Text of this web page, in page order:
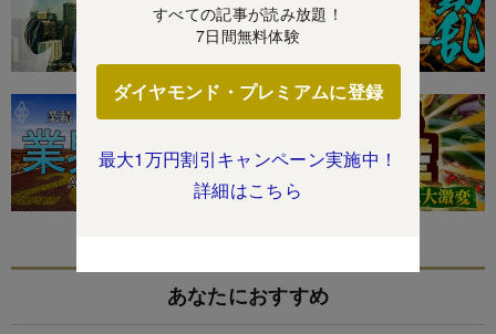
すべての記事が読み放題！
7日間無料体験
ダイヤモンド・プレミアムに登録
最大1万円割引キャンペーン実施中！
詳細はこちら
あなたにおすすめ